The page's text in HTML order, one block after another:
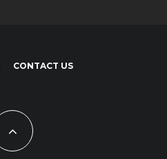
CONTACT US